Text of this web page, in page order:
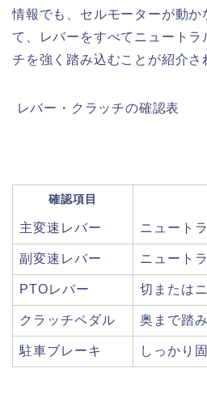
情報でも、セルモーターが動か
て、レバーをすべてニュートラ
チを強く踏み込むことが紹介さ
️ レバー・クラッチの確認表
確認項目
主変速レバー ニュート
副変速レバー ニュート
PTOレバー 切または
クラッチペダル 奥まで踏
駐車ブレーキ しっかり